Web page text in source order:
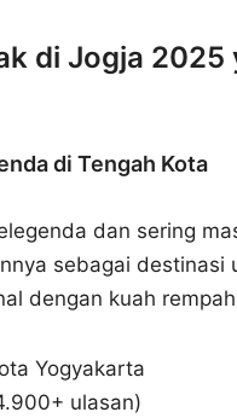
di Jogja
di Tengah Kota
dan sering
sebagai
dengan kuah
Yogyakarta
ulasan)